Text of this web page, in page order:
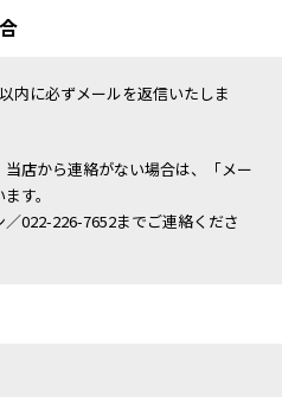
内に必ずメールを返信いたしま
店から連絡がない場合は、「メー
す。
022-226-7652までご連絡くださ